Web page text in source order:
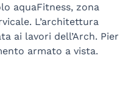
aquaFitness, zona
L’architettura
ai lavori dell’Arch. Pier
armato a vista.